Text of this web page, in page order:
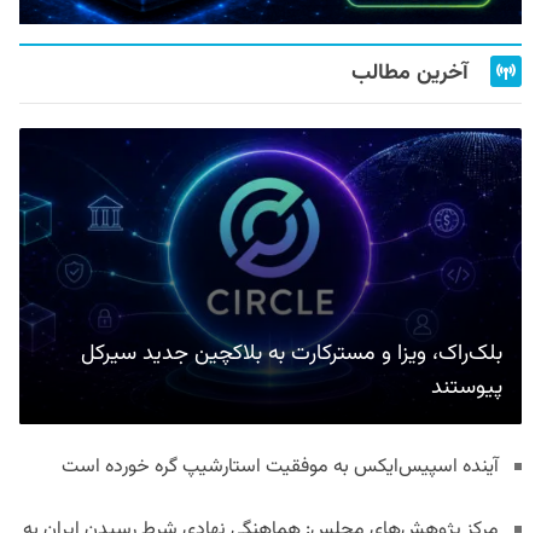
آخرین مطالب
بلک‌راک، ویزا و مسترکارت به بلاکچین جدید سیرکل
پیوستند
آینده اسپیس‌ایکس به موفقیت استارشیپ گره خورده است